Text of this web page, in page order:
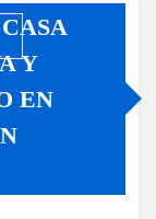
Y
EN